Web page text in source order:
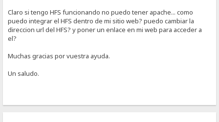
Claro si tengo HFS funcionando no puedo tener apache... como
puedo integrar el HFS dentro de mi sitio web? puedo cambiar la
direccion url del HFS? y poner un enlace en mi web para acceder a
el?
Muchas gracias por vuestra ayuda.
Un saludo.